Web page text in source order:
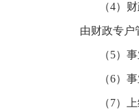
（4）
由财政专户
（5）
（6）
（7）